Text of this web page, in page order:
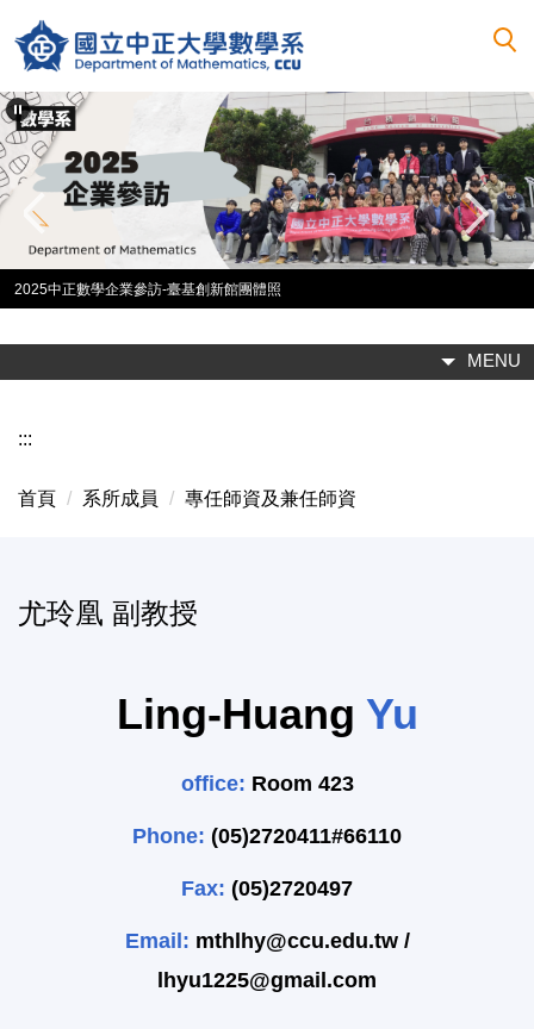
到
主
要
內
容
區
2025中正數學企業參訪-臺基創新館團體照
MENU
:::
首頁 系所成員 專任師資及兼任師資
尤玲凰 副教授
Ling-Huang Yu
office: Room 423
Phone: (05)2720411#66110
Fax: (05)2720497
Email: mthlhy@ccu.edu.tw /
lhyu1225@gmail.com